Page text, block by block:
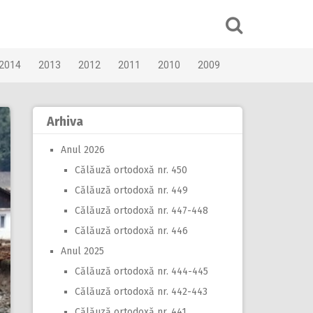
2013 2012 2011 2010 2009
Arhiva
Anul 2026
Călăuză ortodoxă nr. 450
Călăuză ortodoxă nr. 449
Călăuză ortodoxă nr. 447-448
Călăuză ortodoxă nr. 446
Anul 2025
Călăuză ortodoxă nr. 444-445
Călăuză ortodoxă nr. 442-443